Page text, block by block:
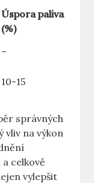
Úspora paliva
(%)
–
10-15
správných
vliv na výkon
celkově
vylepšit